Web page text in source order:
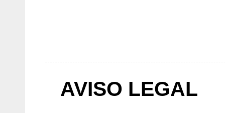
AVISO LEGAL